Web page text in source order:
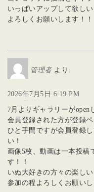
いっぱいアップして欲しい
よろしくお願いします！！
管理者 より:
2026年7月5日 6:19 PM
7月よりギャラリーがopen
会員登録された方が登録
ひと手間ですが会員登録
い！
画像5枚、動画は一本投稿
す！！
いぬ大好きの方々の楽し
参加の程よろしくお願いし